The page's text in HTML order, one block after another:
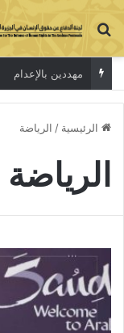
بحث عن
مهددين بالإعدام
الرئيسية / الرياضة
الرياضة